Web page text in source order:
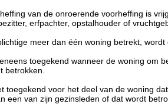
van de onroerende voorheffing is
erfpachter, opstalhouder of
meer dan één woning betrekt,
toegekend wanneer de woning om
betrokken.
toegekend voor het deel van de woning
een van zijn gezinsleden of dat wordt